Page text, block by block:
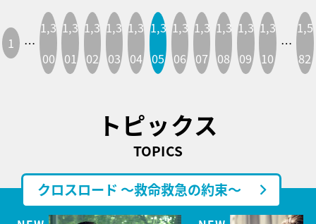
1 …
1,3
00
1,3
01
1,3
02
1,3
03
1,3
04
1,3
05
1,3
06
1,3
07
1,3
08
1,3
09
1,3
10
…
1,5
82
トピックス
TOPICS
クロスロード ～救命救急の約束～